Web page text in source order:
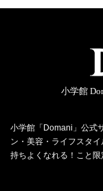
小学館
小学館「Domani」公式
ン・美容・ライフスタ
持ちよくなれる！こと限